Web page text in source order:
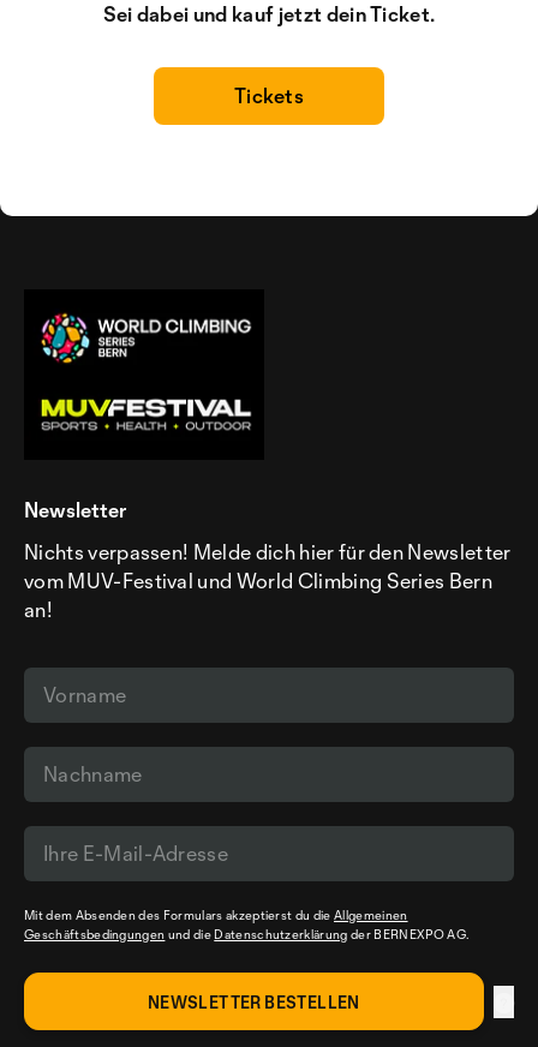
Sei dabei und kauf jetzt dein Ticket.
Tickets
Newsletter
Nichts verpassen! Melde dich hier für den Newsletter
vom MUV-Festival und World Climbing Series Bern
an!
Mit dem Absenden des Formulars akzeptierst du dieAllgemeinen
Geschäftsbedingungen und die Datenschutzerklärung der BERNEXPO AG.